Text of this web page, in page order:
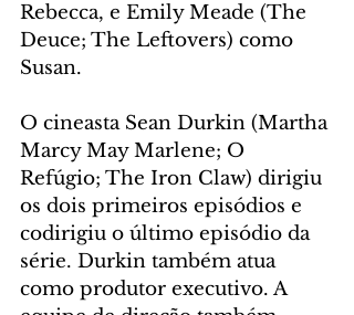
Rebecca, e Emily Meade (The
Deuce; The Leftovers) como
Susan.
O cineasta Sean Durkin (Martha
Marcy May Marlene; O
Refúgio; The Iron Claw) dirigiu
os dois primeiros episódios e
codirigiu o último episódio da
série. Durkin também atua
como produtor executivo. A